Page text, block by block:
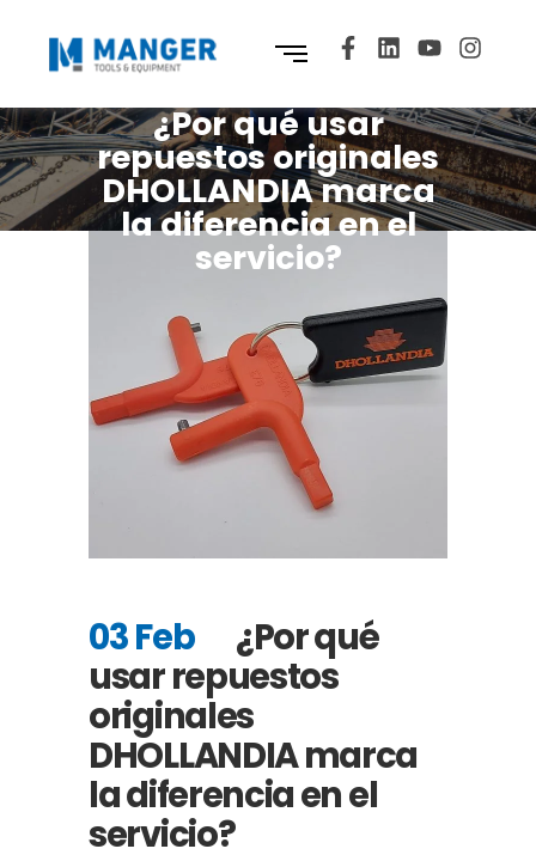
¿Por qué usar
repuestos originales
DHOLLANDIA marca
la diferencia en el
servicio?
03 Feb
¿Por qué
usar repuestos
originales
DHOLLANDIA marca
la diferencia en el
servicio?